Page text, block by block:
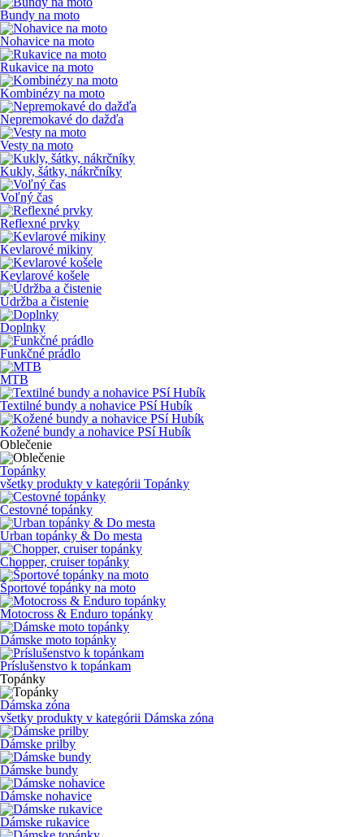
Bundy na moto
Nohavice na moto
Rukavice na moto
Kombinézy na moto
Nepremokavé do dažďa
Vesty na moto
Kukly, šátky, nákrčníky
Voľný čas
Reflexné prvky
Kevlarové mikiny
Kevlarové košele
Údržba a čistenie
Doplnky
Funkčné prádlo
MTB
Textilné bundy a nohavice PSí Hubík
Kožené bundy a nohavice PSí Hubík
Oblečenie
Topánky
všetky produkty v kategórii Topánky
Cestovné topánky
Urban topánky & Do mesta
Chopper, cruiser topánky
Športové topánky na moto
Motocross & Enduro topánky
Dámske moto topánky
Príslušenstvo k topánkam
Topánky
Dámska zóna
všetky produkty v kategórii Dámska zóna
Dámske prilby
Dámske bundy
Dámske nohavice
Dámske rukavice